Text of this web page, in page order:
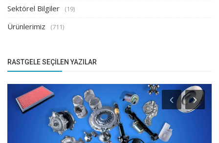
Sektörel Bilgiler (19)
Ürünlerimiz (711)
RASTGELE SEÇILEN YAZILAR